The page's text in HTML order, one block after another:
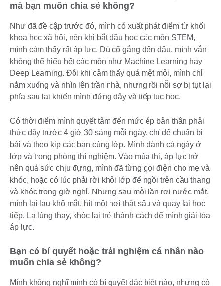
mà bạn muốn chia sẻ không?
Như đã đề cập trước đó, mình có xuất phát điểm từ khối
khoa học xã hội, nên khi bắt đầu học các môn STEM,
mình cảm thấy rất áp lực. Dù cố gắng đến đâu, mình vẫn
không thể hiểu hết các môn như Machine Learning hay
Deep Learning. Đôi khi cảm thấy quá mệt mỏi, mình chỉ
nằm xuống và nhìn lên trần nhà, nhưng rồi nỗi sợ bị tụt lại
phía sau lại khiến mình đứng dậy và tiếp tục học.
Có thời điểm mình quyết tâm đến mức ép bản thân phải
thức dậy trước 4 giờ 30 sáng mỗi ngày, chỉ để chuẩn bị
bài và theo kịp các bạn cùng lớp. Mình dành cả ngày ở
lớp và trong phòng thí nghiệm. Vào mùa thi, áp lực trở
nên quá sức chịu đựng, mình đã từng gọi điện cho mẹ và
khóc, hoặc có lúc phải rời khỏi lớp để ngồi trên cầu thang
và khóc trong giờ nghỉ. Nhưng sau mỗi lần rơi nước mắt,
mình lại lau khô mắt, hít một hơi thật sâu và quay lại học
tiếp. Lạ lùng thay, khóc lại trở thành cách để mình giải tỏa
áp lực.
Bạn có bí quyết hoặc trải nghiệm cá nhân nào
muốn chia sẻ không?
Mình không nghĩ mình có bí quyết đặc biệt nào, nhưng có